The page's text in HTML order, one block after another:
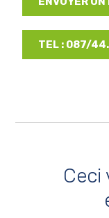
TEL : 087/
Ceci